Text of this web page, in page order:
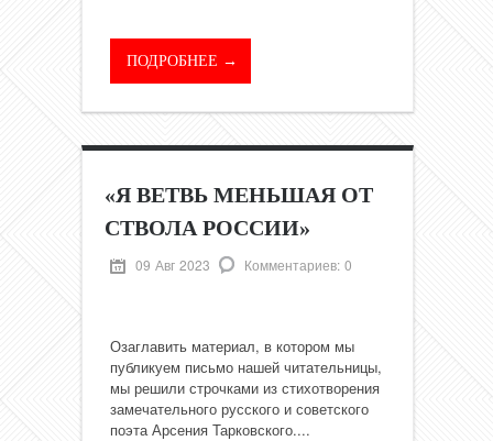
ПОДРОБНЕЕ →
«Я ВЕТВЬ МЕНЬШАЯ ОТ
СТВОЛА РОССИИ»
09 Авг 2023 Комментариев: 0
Озаглавить материал, в котором мы
публикуем письмо нашей читательницы,
мы решили строчками из стихотворения
замечательного русского и советского
поэта Арсения Тарковского....